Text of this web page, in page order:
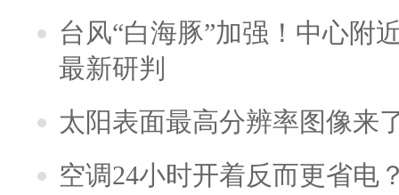
台风“白海豚”加强！中心附
最新研判
太阳表面最高分辨率图像来
空调24小时开着反而更省电